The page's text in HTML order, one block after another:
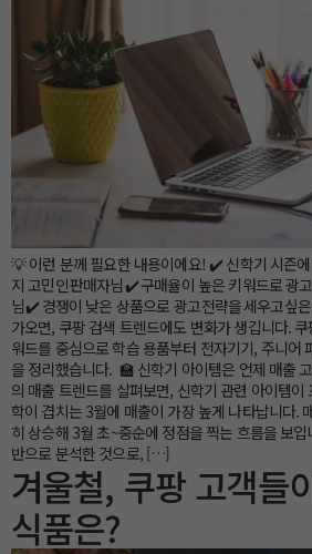
💡 이런 분께 필요한 내용이에요! ✔️ 신학기 시즌
지 고민인 판매자님 ✔️ 구매율이 높은 키워드로 광
님 ✔️ 경쟁이 낮은 상품으로 광고 전략을 세우고 싶
가오면, 쿠팡 검색 트렌드에도 변화가 생깁니다.
워드를 중심으로 학습 용품부터 전자기기, 주니어
을 정리했습니다. 🏫 신학기 아이템은 언제 매출
의 매출 트렌드를 살펴보면, 신학기 관련 아이템
학이 겹치는 3월에 매출이 가장 높게 나타납니다.
히 상승해 3월 초~중순에 정점을 찍는 흐름을 보
반으로 분석한 것으로, […]
겨울철, 쿠팡 고객들
식품은?